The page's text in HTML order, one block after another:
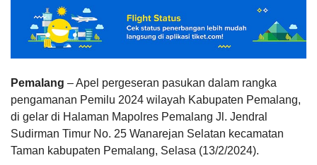
Pemalang – Apel pergeseran pasukan dalam rangka
pengamanan Pemilu 2024 wilayah Kabupaten Pemalang,
di gelar di Halaman Mapolres Pemalang Jl. Jendral
Sudirman Timur No. 25 Wanarejan Selatan kecamatan
Taman kabupaten Pemalang, Selasa (13/2/2024).